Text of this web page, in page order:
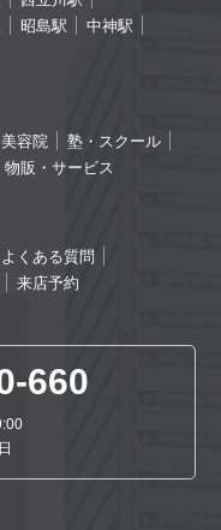
昭島駅
中神駅
美容院
塾・スクール
物販・サービス
よくある質問
来店予約
660